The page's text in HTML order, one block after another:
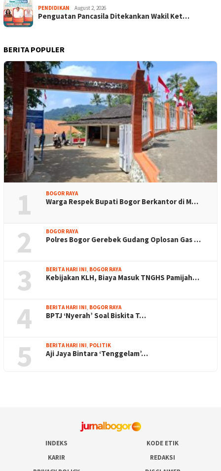
PENDIDIKAN August 2, 2026
Penguatan Pancasila Ditekankan Wakil Ket…
BERITA POPULER
1 BOGOR RAYA
Warga Respek Bupati Bogor Berkantor di M…
2 BOGOR RAYA
Polres Bogor Gerebek Gudang Oplosan Gas …
3 BERITA HARI INI, BOGOR RAYA
Kebijakan KLH, Biaya Masuk TNGHS Pamijah…
4 BERITA HARI INI, BOGOR RAYA
BPTJ ‘Nyerah’ Soal Biskita T…
5 BERITA HARI INI, POLITIK
Aji Jaya Bintara ‘Tenggelam’…
INDEKS
KODE ETIK
KARIR
REDAKSI